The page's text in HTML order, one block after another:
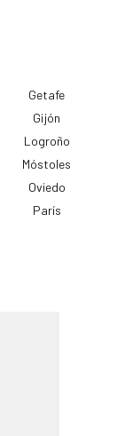
Getafe
Gijón
Logroño
Móstoles
Oviedo
París